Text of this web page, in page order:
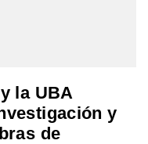
la UBA
y
de